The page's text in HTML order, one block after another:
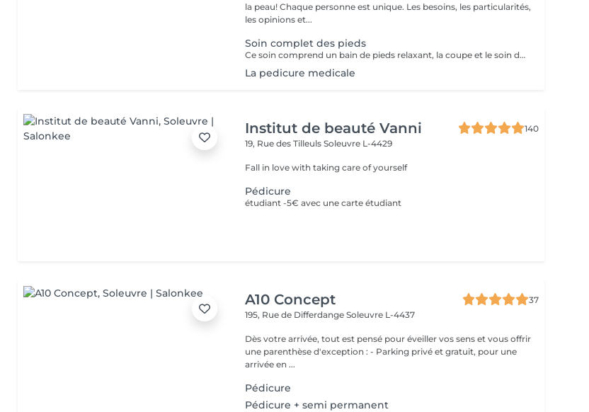
la peau! Chaque personne est unique. Les besoins, les particularités,
les opinions et...
Soin complet des pieds
Ce soin comprend un bain de pieds relaxant, la coupe et le soin des ongles, le traitement des ongles épaissis, l'élimination des callosités et des cors,le soin des talons secs et abîmés, une hydratation nourrissante ainsi qu'un massage de confort en fin de soin.
La pedicure medicale
Institut de beauté Vanni
140
19, Rue des TilleulsSoleuvre L-4429
Fall in love with taking care of yourself
Pédicure
étudiant -5€ avec une carte étudiant
A10 Concept
37
195, Rue de DifferdangeSoleuvre L-4437
Dès votre arrivée, tout est pensé pour éveiller vos sens et vous offrir
une parenthèse d'exception : - Parking privé et gratuit, pour une
arrivée en ...
Pédicure
Pédicure + semi permanent